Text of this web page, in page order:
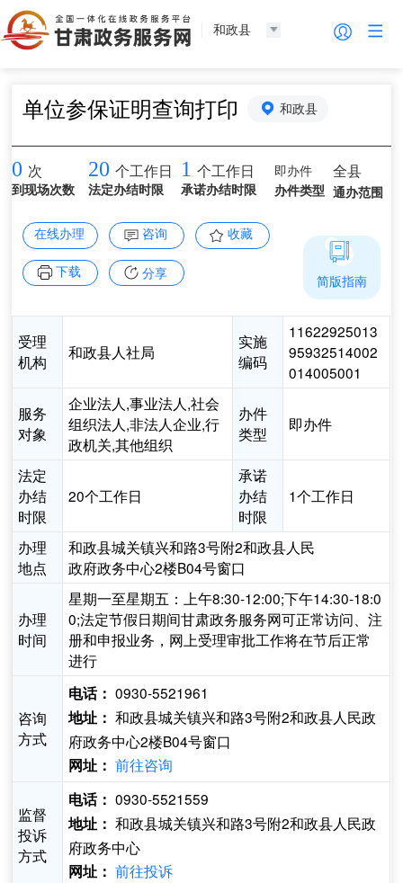
和政县
单位参保证明查询打印 和政县
0 次
到现场次数
20 个工作日
法定办结时限
1 个工作日
承诺办结时限
即办件
办件类型
全县
通办范围
在线办理 咨询 收藏
下载 分享
受理
机构
和政县人社局
实施
编码
11622925013
95932514002
014005001
服务
对象
企业法人,事业法人,社会
组织法人,非法人企业,行
政机关,其他组织
办件
类型
即办件
法定
办结
时限
20个工作日
承诺
办结
时限
1个工作日
办理
地点
和政县城关镇兴和路3号附2和政县人民
政府政务中心2楼B04号窗口
办理
时间
星期一至星期五：上午8:30-12:00;下午14:30-18:0
0;法定节假日期间甘肃政务服务网可正常访问、注
册和申报业务，网上受理审批工作将在节后正常
进行
咨询
方式
电话： 0930-5521961
地址： 和政县城关镇兴和路3号附2和政县人民政
府政务中心2楼B04号窗口
网址： 前往咨询
监督
投诉
方式
电话： 0930-5521559
地址： 和政县城关镇兴和路3号附2和政县人民政
府政务中心
网址： 前往投诉
简版指南